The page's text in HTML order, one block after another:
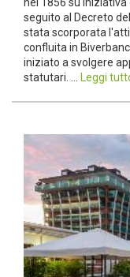
seguito al Decreto
stata scorporata
confluita in
iniziato a svolgere
statutari. ... Leggi